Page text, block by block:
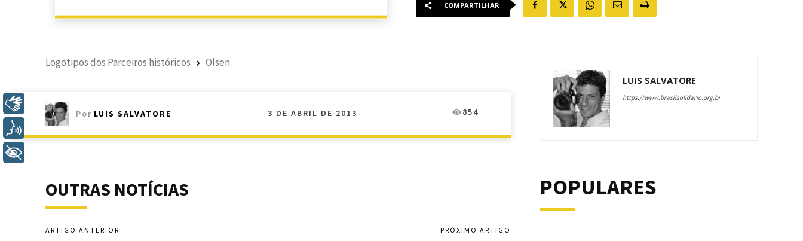
COMPARTILHAR
Logotipos dos Parceiros históricos Olsen
Por LUIS SALVATORE 3 DE ABRIL DE 2013 854
OUTRAS NOTÍCIAS
ARTIGO ANTERIOR PRÓXIMO ARTIGO
LUIS SALVATORE
https://www.brasilsolidario.org.br
POPULARES
Libras
Voz